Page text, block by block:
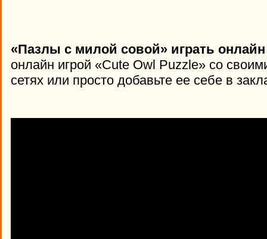
«Пазлы с милой совой» играть
онлайн игрой «Cute Owl Puzzle» со
сетях или просто добавьте ее себе в